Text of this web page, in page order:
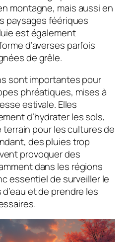
montagne, mais aussi en
paysages féériques
est également
d’averses parfois
de grêle.
sont importantes pour
phréatiques, mises à
estivale. Elles
d’hydrater les sols,
terrain pour les cultures de
des pluies trop
provoquer des
dans les régions
essentiel de surveiller le
et de prendre les